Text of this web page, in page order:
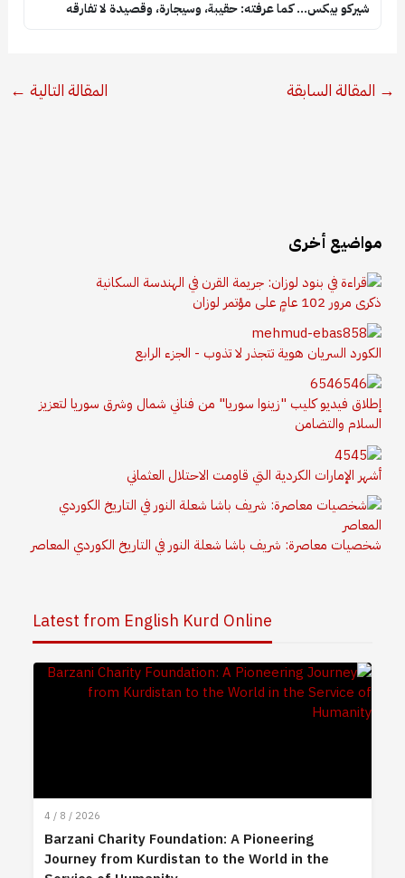
شيركو بيكس… كما عرفته: حقيبة، وسيجارة، وقصيدة لا تفارقه
→ المقالة السابقة المقالة التالية ←
مواضيع أخرى
ذكرى مرور 102 عامٍ على مؤتمر لوزان
الكورد السريان هوية تتجذر لا تذوب - الجزء الرابع
إطلاق فيديو كليب "زينوا سوريا" من فناني شمال وشرق سوريا لتعزيز
السلام والتضامن
أشهر الإمارات الكردية التي قاومت الاحتلال العثماني
شخصيات معاصرة: شريف باشا شعلة النور في التاريخ الكوردي المعاصر
Latest from English Kurd Online
4 / 8 / 2026
Barzani Charity Foundation: A Pioneering
Journey from Kurdistan to the World in the